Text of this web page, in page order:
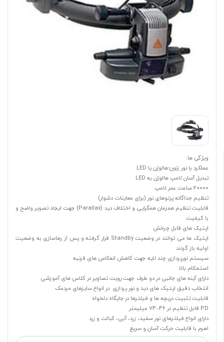
ویژگی ها:
عملکرد با نور زنون-هالوژن یا LED
تبدیل آسان لامپ هالوژن به LED
20000 ساعت عمر لامپ
تنظیم جداگانه پرتوهای نور (برای معاینات دشوار)
قابلیت تنظیم همزمان همگرایی و اختلاف دید (Parallax) جهت ایجاد تصویر واضح و
با کیفیت
اپتیک های قابل چرخش
اپتیک ها می توانند در وضعیت Standby قرار گرفته و پس از رهاسازی به وضعیت
اولیه باز گردند
سیستم نورپردازی چند لایه جهت کاهش انعکاس های قرنیه
استحکام بالا
دارای آینه های جانبی در دو طرف جهت رویت تصاویر در کلاس های آموزشی
انتخاب دقیق اپتیک های دید و نور پردازی در انواع سایزهای مردمک
قابلیت تثبیت دریچه ها و فیلترها در جایگاه دلخواه
PD قابل تنظیم در 46–74 میلیمتر
دارای انواع فیلترهای نور سفید، زرد، آبی، کبالت و زرد
اهرم با قابلیت حرکت آسان و سریع